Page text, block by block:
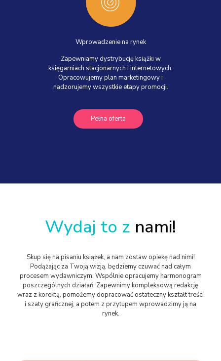
Wprowadzenie na rynek
Zapewniamy dystrybucję książki w
księgarniach stacjonarnych i internetowych.
Opracowujemy plan marketingowy i
nadzorujemy wszystkie etapy promocji.
Pełna oferta
Wydaj to z nami!
Skup się na pisaniu książek, a nam zostaw opiekę nad nimi!
Podążając za Twoją wizją, będziemy czuwać nad całym
procesem wydawniczym. Wspólnie opracujemy harmonogram
poszczególnych działań. Zapewnimy kompleksową redakcję
wraz z korektą, pomożemy dopracować ostateczny kształt treści
i szaty graficznej, a potem z przytupem wprowadzimy ją na
rynek.